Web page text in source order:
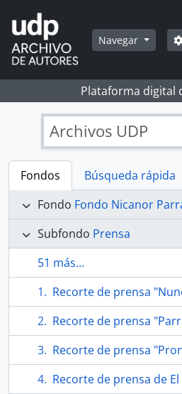
Skip to main content
Navegar
Plataforma digital
Archivos UDP
Fondos
Búsqueda rápida
Fondo Fondo Nicanor
Subfondo Prensa
51 más...
Recorte de prensa "Nunca será tarde 'parra'
Recorte de prensa
Recorte de prensa "Prontuario de
Recorte de prensa de El Mercurio "Aranzazú Yankovic y Francisco Melo